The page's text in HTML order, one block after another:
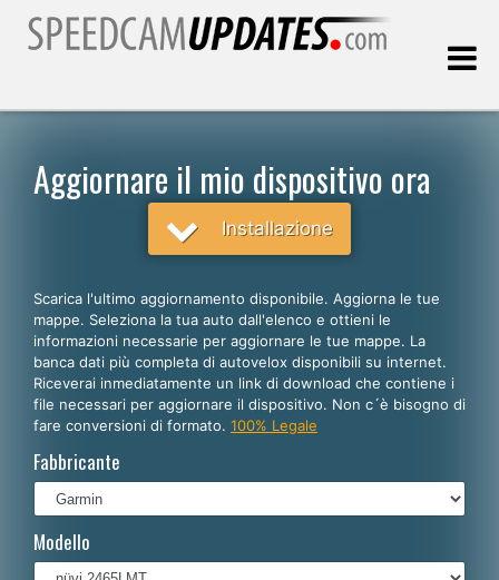
Italiano
English
Español
Deutsch
Polski
Aggiornare il mio dispositivo ora
Installazione
Scarica l'ultimo aggiornamento disponibile. Aggiorna le tue
mappe. Seleziona la tua auto dall'elenco e ottieni le
informazioni necessarie per aggiornare le tue mappe. La
banca dati più completa di autovelox disponibili su internet.
Riceverai inmediatamente un link di download che contiene i
file necessari per aggiornare il dispositivo. Non c´è bisogno di
fare conversioni di formato. 100% Legale
Fabbricante
Modello